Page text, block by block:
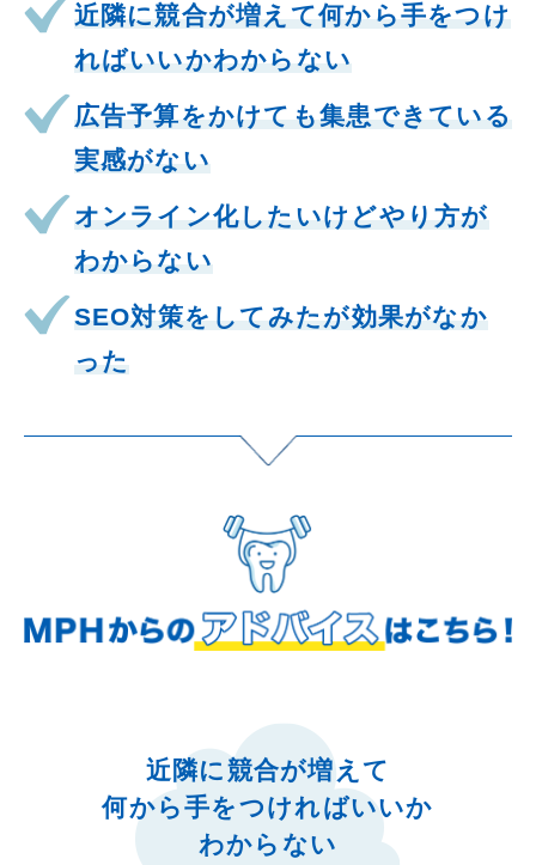
近隣に競合が増えて何から手をつけ
ればいいかわからない
広告予算をかけても集患できている
実感がない
オンライン化したいけどやり方が
わからない
SEO対策をしてみたが効果がなか
った
近隣に競合が増えて
何から手をつければいいか
わからない